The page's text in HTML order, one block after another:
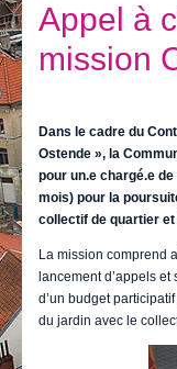
Je visite
Publications
E-guichet /
Actualités
Appel à
mission
Dans le cadre du
Ostende », la
pour un.e chargé.e
mois) pour la
collectif de quartier
La mission comprend
lancement d’appels
d’un budget
du jardin avec le